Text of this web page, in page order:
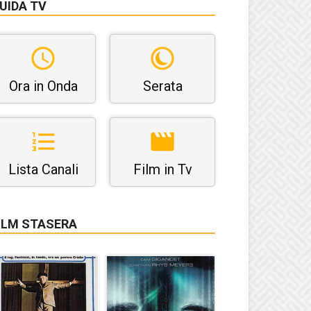
TV
Ora in Onda Serata
Lista Canali Film in Tv
STASERA